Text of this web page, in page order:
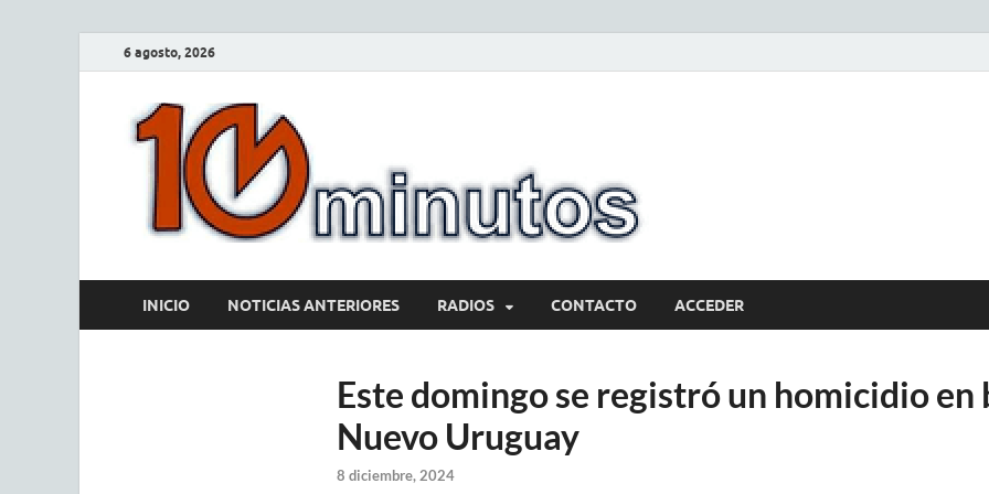
6 agosto, 2026
INICIO NOTICIAS ANTERIORES RADIOS CONTACTO ACCEDER
Este domingo se registró un homicidio en
Nuevo Uruguay
8 diciembre, 2024